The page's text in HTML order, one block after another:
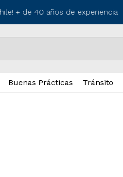
+ de 40 años de experiencia
Buenas Prácticas Tránsito